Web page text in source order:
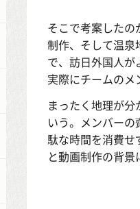
そこで考案した
制作、そして温泉
で、訪日外国人が
実際にチームのメ
まったく地理が
いう。メンバー
駄な時間を消費せ
と動画制作の背景